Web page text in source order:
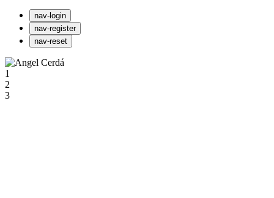
nav-login
nav-register
nav-reset
1
2
3